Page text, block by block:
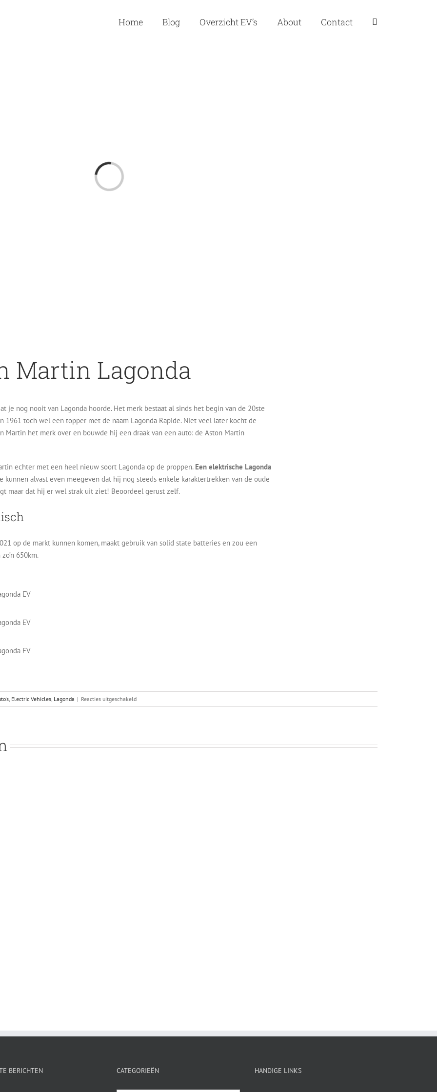
Home Blog Overzicht EV’s About Contact
Loading...
Martin Lagonda
je nog nooit van Lagonda hoorde. Het merk bestaat al sinds het begin van de 20ste
1961 toch wel een topper met de naam Lagonda Rapide. Niet veel later kocht de
Martin het merk over en bouwde hij een draak van een auto: de Aston Martin
echter met een heel nieuw soort Lagonda op de proppen. Een elektrische Lagonda
kunnen alvast even meegeven dat hij nog steeds enkele karaktertrekken van de oude
maar dat hij er wel strak uit ziet! Beoordeel gerust zelf.
op de markt kunnen komen, maakt gebruik van solid state batteries en zou een
650km.
, Electric Vehicles, Lagonda | Reacties uitgeschakeldvoor
Aston
draak
BERICHTEN CATEGORIEËN HANDIGE LINKS